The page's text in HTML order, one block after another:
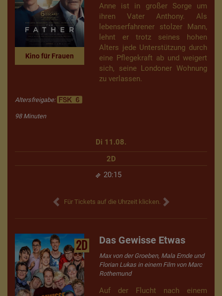
Kino für Frauen
Anne ist in großer Sorge um
ihren Vater Anthony. Als
lebenserfahrener stolzer Mann,
lehnt er trotz seines hohen
Alters jede Unterstützung durch
eine Pflegekraft ab und weigert
sich, seine Londoner Wohnung
zu verlassen.
Altersfreigabe:
98 Minuten
Di 11.08.
20:15
2D
Für Tickets auf die Uhrzeit klicken.
2D Das Gewisse Etwas
Max von der Groeben, Mala Emde und
Florian Lukas in einem Film von Marc
Rothemund
Auf der Flucht nach einem